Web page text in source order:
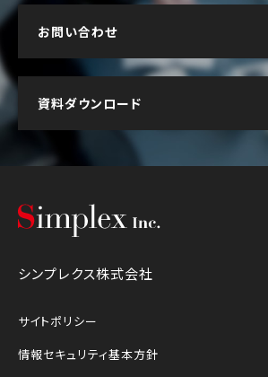
お問い合わせ
資料ダウンロード
シンプレクス株式会社
サイトポリシー
情報セキュリティ基本方針